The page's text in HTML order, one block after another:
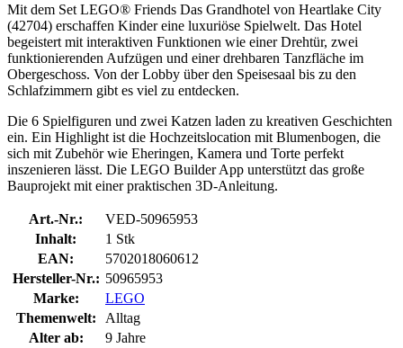
Mit dem Set LEGO® Friends Das Grandhotel von Heartlake City
(42704) erschaffen Kinder eine luxuriöse Spielwelt. Das Hotel
begeistert mit interaktiven Funktionen wie einer Drehtür, zwei
funktionierenden Aufzügen und einer drehbaren Tanzfläche im
Obergeschoss. Von der Lobby über den Speisesaal bis zu den
Schlafzimmern gibt es viel zu entdecken.
Die 6 Spielfiguren und zwei Katzen laden zu kreativen Geschichten
ein. Ein Highlight ist die Hochzeitslocation mit Blumenbogen, die
sich mit Zubehör wie Eheringen, Kamera und Torte perfekt
inszenieren lässt. Die LEGO Builder App unterstützt das große
Bauprojekt mit einer praktischen 3D-Anleitung.
Art.-Nr.:
VED-50965953
Inhalt:
1 Stk
EAN:
5702018060612
Hersteller-Nr.: 50965953
Marke:
LEGO
Themenwelt:
Alltag
Alter ab:
9 Jahre